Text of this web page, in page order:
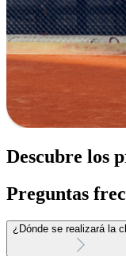
Descubre los
Preguntas
¿Dónde se realizará la